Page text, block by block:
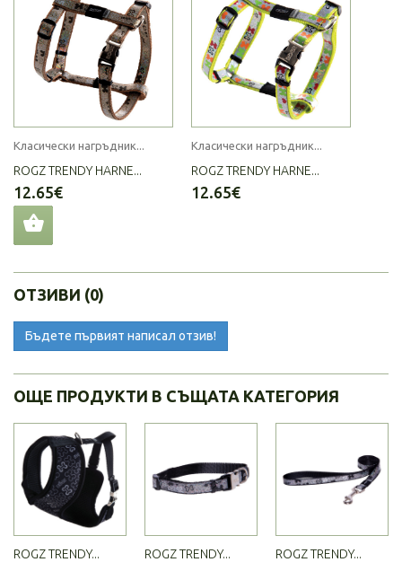
Класически нагръдник...
ROGZ TRENDY HARNE...
12.65€
Класически нагръдник...
ROGZ TRENDY HARNE...
12.65€
ОТЗИВИ (0)
Бъдете първият написал отзив!
ОЩЕ ПРОДУКТИ В СЪЩАТА КАТЕГОРИЯ
ROGZ TRENDY... ROGZ TRENDY... ROGZ TRENDY...